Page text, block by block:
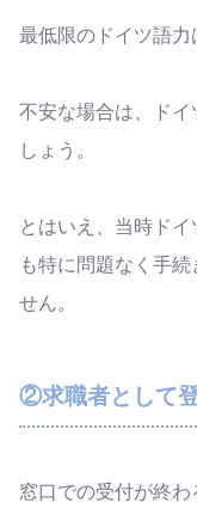
最低限のドイツ語力
不安な場合は、ドイ
しょう。
とはいえ、当時ド
も特に問題なく手
せん。
②求職者として
窓口での受付が終